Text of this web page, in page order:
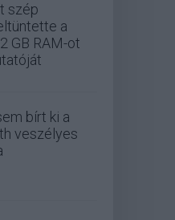
szép
a
GB RAM-ot
bírt ki a
veszélyes